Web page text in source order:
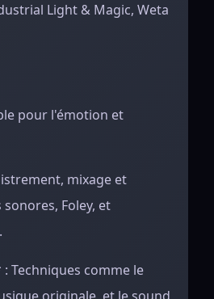
Light & Magic, Weta
pour l'émotion et
mixage et
Foley, et
Techniques comme le